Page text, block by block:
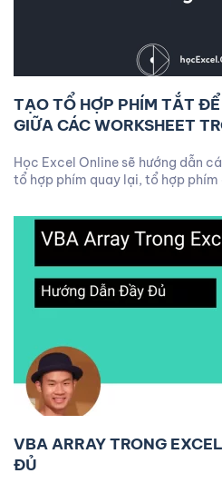
TẠO TỔ HỢP PHÍM TẮT
GIỮA CÁC WORKSHEET
Học Excel Online sẽ hướng dẫn
tổ hợp phím quay lại, tổ hợp
VBA ARRAY TRONG
ĐỦ